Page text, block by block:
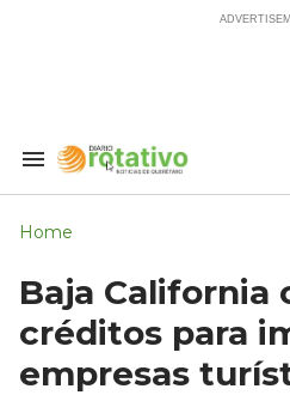
Search
Home
Baja California
créditos para
empresas